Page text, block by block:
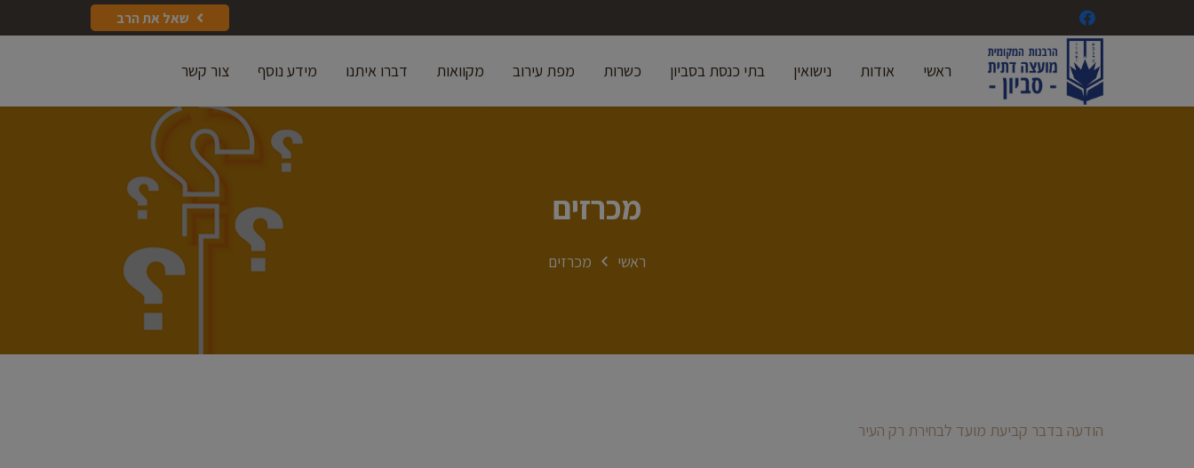
שאל את הרב
ראשי אודות נישואין בתי כנסת בסביון כשרות מפת עירוב מקוואות דברו איתנו מידע נוסף צור קשר
מכרזים
ראשי מכרזים
הודעה בדבר קביעת מועד לבחירת רק העיר